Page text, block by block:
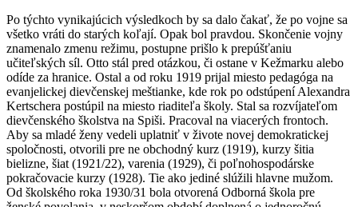
Po týchto vynikajúcich výsledkoch by sa dalo čakať, že po vojne sa
všetko vráti do starých koľají. Opak bol pravdou. Skončenie vojny
znamenalo zmenu režimu, postupne prišlo k prepúšťaniu
učiteľských síl. Otto stál pred otázkou, či ostane v Kežmarku alebo
odíde za hranice. Ostal a od roku 1919 prijal miesto pedagóga na
evanjelickej dievčenskej meštianke, kde rok po odstúpení Alexandra
Kertschera postúpil na miesto riaditeľa školy. Stal sa rozvíjateľom
dievčenského školstva na Spiši. Pracoval na viacerých frontoch.
Aby sa mladé ženy vedeli uplatniť v živote novej demokratickej
spoločnosti, otvorili pre ne obchodný kurz (1919), kurzy šitia
bielizne, šiat (1921/22), varenia (1929), či poľnohospodárske
pokračovacie kurzy (1928). Tie ako jediné slúžili hlavne mužom.
Od školského roka 1930/31 bola otvorená Odborná škola pre